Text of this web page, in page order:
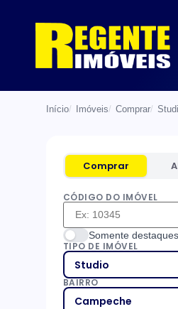
Início Imóveis Comprar
Comprar
CÓDIGO DO IMÓVEL
Somente destaques
TIPO DE IMÓVEL
Studio
BAIRRO
Campeche